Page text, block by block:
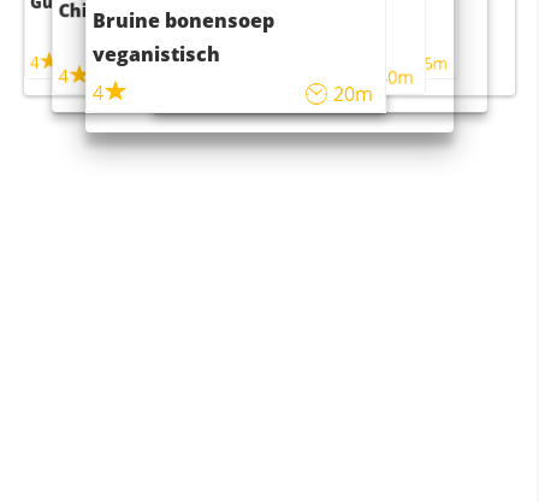
4
Chili con carne
4 45m
Bruine bonensoep
veganistisch
4
20m
Sushi rijstsalade
maaltijdsalade
40m
4 55m